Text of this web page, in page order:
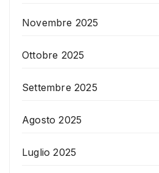
Novembre 2025
Ottobre 2025
Settembre 2025
Agosto 2025
Luglio 2025